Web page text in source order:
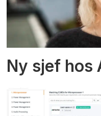
Ny sjef hos